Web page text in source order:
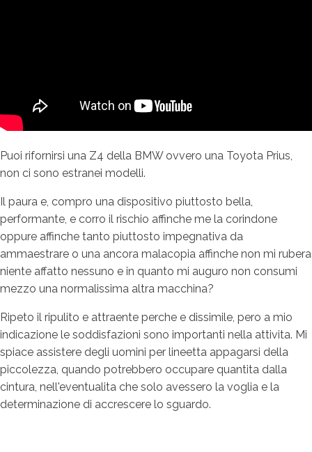
Puoi rifornirsi una Z4 della BMW ovvero una Toyota Prius,
non ci sono estranei modelli.
Il paura e, compro una dispositivo piuttosto bella,
performante, e corro il rischio affinche me la corindone
oppure affinche tanto piuttosto impegnativa da
ammaestrare o una ancora malacopia affinche non mi rubera
niente affatto nessuno e in quanto mi auguro non consumi
mezzo una normalissima altra macchina?
Ripeto il ripulito e attraente perche e dissimile, pero a mio
indicazione le soddisfazioni sono importanti nella attivita. Mi
spiace assistere degli uomini per lineetta appagarsi della
piccolezza, quando potrebbero occupare quantita dalla
cintura, nell'eventualita che solo avessero la voglia e la
determinazione di accrescere lo sguardo.